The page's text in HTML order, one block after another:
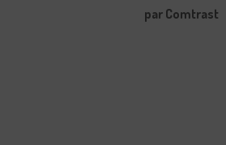
par Comtrast